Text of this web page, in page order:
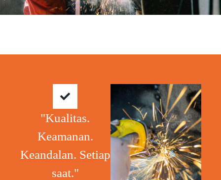
"Kualitas.
Keamanan.
Keandalan. Setiap
saat."